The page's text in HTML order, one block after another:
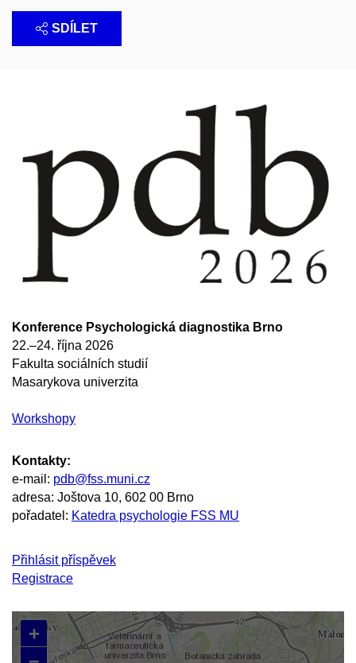
SDÍLET
Konference Psychologická diagnostika Brno
22.–24. října 2026
Fakulta sociálních studií
Masarykova univerzita
​Workshopy
Kontakty:
e-mail: pdb@fss.muni.cz
adresa: Joštova 10, 602 00 Brno
pořadatel: Katedra psychologie FSS MU
Přihlásit příspěvek
Registrace
+